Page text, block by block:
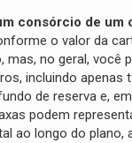
consórcio de um
o valor da
mas, no geral, você
incluindo apenas
de reserva e,
podem
ao longo do plano,